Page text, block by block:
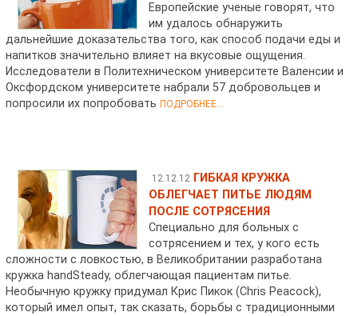
Европейские ученые говорят, что
им удалось обнаружить
дальнейшие доказательства того, как способ подачи еды и
напитков значительно влияет на вкусовые ощущения.
Исследователи в Политехническом университете Валенсии и
Оксфордском университете набрали 57 добровольцев и
попросили их попробоватьПОДРОБНЕЕ...
12.12.12 ГИБКАЯ КРУЖКА
ОБЛЕГЧАЕТ ПИТЬЕ ЛЮДЯМ
ПОСЛЕ СОТРЯСЕНИЯ
Специально для больных с
сотрясением и тех, у кого есть
сложности с ловкостью, в Великобритании разработана
кружка handSteady, облегчающая пациентам питье.
Необычную кружку придумал Крис Пикок (Chris Peacock),
который имел опыт, так сказать, борьбы с традиционными